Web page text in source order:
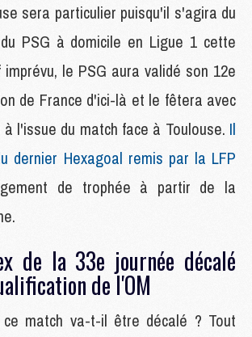
sera particulier puisqu'il s'agira du
PSG à domicile en Ligue 1 cette
le PSG aura validé son 12e
de France d'ici-là et le fêtera avec
l'issue du match face à Toulouse. Il
dernier Hexagoal remis par la LFP
de trophée à partir de la
de la 33e journée décalé
de l'OM
ce match va-t-il être décalé ? Tout